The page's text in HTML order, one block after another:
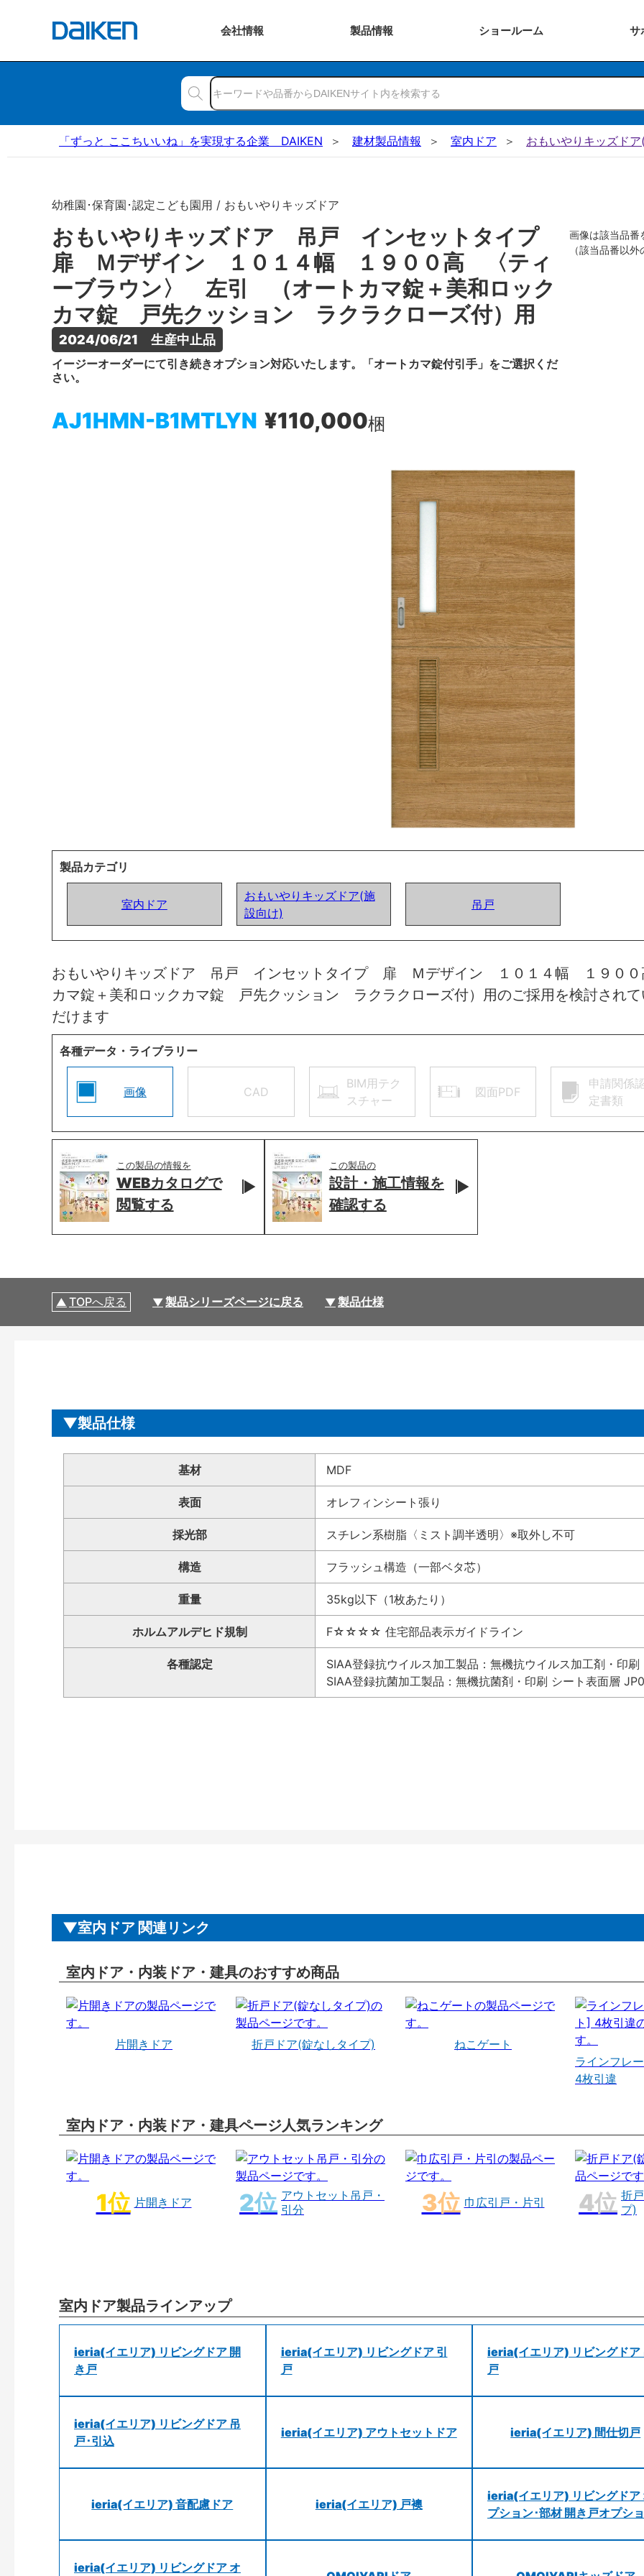
会社情報 製品情報 ショールーム サ
「ずっと ここちいいね」を実現する企業 DAIKEN 建材製品情報 室内ドア おもいやりキッズド
幼稚園･保育園･認定こども園用 / おもいやりキッズドア
おもいやりキッズドア 吊戸 インセットタイプ
扉 Ｍデザイン １０１４幅 １９００高 〈ティ
ーブラウン〉 左引 （オートカマ錠＋美和ロック
カマ錠 戸先クッション ラクラクローズ付）用
2024/06/21　生産中止品
イージーオーダーにて引き続きオプション対応いたします。「オートカマ錠付引手」をご選択くだ
さい。
AJ1HMN-B1MTLYN ¥110,000梱
画像は該当品番
（該当品番以
製品カテゴリ
室内ドア
おもいやりキッズドア(施
設向け)
吊戸
おもいやりキッズドア 吊戸 インセットタイプ 扉 Ｍデザイン １０１４幅 １９０
カマ錠＋美和ロックカマ錠 戸先クッション ラクラクローズ付）用のご採用を検討されて
だけます
各種データ・ライブラリー
画像 CAD
BIM用テク
スチャー
図面PDF
申請関係
定書類
この製品の情報を
WEBカタログで
閲覧する
この製品の
設計・施工情報を
確認する
TOPへ戻る 製品シリーズページに戻る 製品仕様
製品仕様
基材 MDF
表面 オレフィンシート張り
採光部 スチレン系樹脂〈ミスト調半透明〉※取外し不可
構造 フラッシュ構造（一部ベタ芯）
重量 35kg以下（1枚あたり）
ホルムアルデヒド規制 F☆☆☆☆ 住宅部品表示ガイドライン
各種認定
SIAA登録抗ウイルス加工製品：無機抗ウイルス加工剤・印
SIAA登録抗菌加工製品：無機抗菌剤・印刷 シート表面層
室内ドア 関連リンク
室内ドア・内装ドア・建具のおすすめ商品
片開きドア 折戸ドア(錠なしタイプ)
ねこゲート
ラインフレ
4枚引違
室内ドア・内装ドア・建具ページ人気ランキング
片開きドア
アウトセット吊戸・
引分
巾広引戸・片引
折
プ)
室内ドア製品ラインアップ
ieria(イエリア) リビングドア 開
き戸
ieria(イエリア) リビングドア 引
戸
ieria(イエリア) リビングドア
戸
ieria(イエリア) リビングドア 吊
戸･引込
ieria(イエリア) アウトセットドア ieria(イエリア) 間仕切戸
ieria(イエリア) 音配慮ドア ieria(イエリア) 戸襖
ieria(イエリア) リビングドア
プション･部材 開き戸オプシ
ieria(イエリア) リビングドア オ